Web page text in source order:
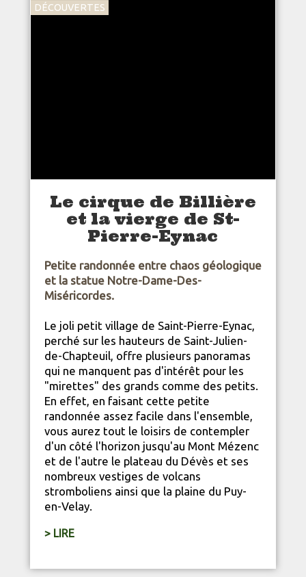
DÉCOUVERTES
Le cirque de Billière
et la vierge de St-
Pierre-Eynac
Petite randonnée entre chaos géologique
et la statue Notre-Dame-Des-
Miséricordes.
Le joli petit village de Saint-Pierre-Eynac,
perché sur les hauteurs de Saint-Julien-
de-Chapteuil, offre plusieurs panoramas
qui ne manquent pas d'intérêt pour les
"mirettes" des grands comme des petits.
En effet, en faisant cette petite
randonnée assez facile dans l'ensemble,
vous aurez tout le loisirs de contempler
d'un côté l'horizon jusqu'au Mont Mézenc
et de l'autre le plateau du Dévès et ses
nombreux vestiges de volcans
stromboliens ainsi que la plaine du Puy-
en-Velay.
> LIRE